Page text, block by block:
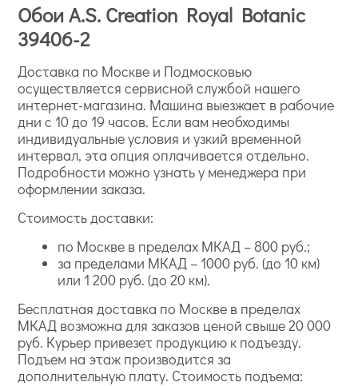
Обои A.S. Creation Royal Botanic
39406-2
Доставка по Москве и Подмосковью
осуществляется сервисной службой нашего
интернет-магазина. Машина выезжает в рабочие
дни с 10 до 19 часов. Если вам необходимы
индивидуальные условия и узкий временной
интервал, эта опция оплачивается отдельно.
Подробности можно узнать у менеджера при
оформлении заказа.
Стоимость доставки:
по Москве в пределах МКАД – 800 руб.;
за пределами МКАД – 1000 руб. (до 10 км)
или 1 200 руб. (до 20 км).
Бесплатная доставка по Москве в пределах
МКАД возможна для заказов ценой свыше 20 000
руб. Курьер привезет продукцию к подъезду.
Подъем на этаж производится за
дополнительную плату. Стоимость подъема: